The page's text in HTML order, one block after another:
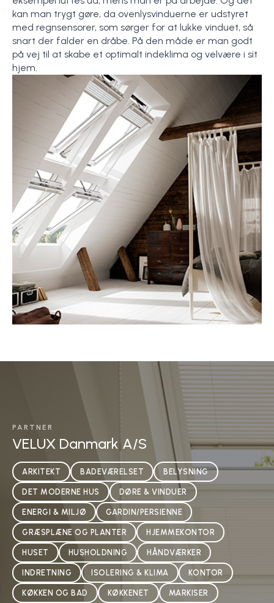
kan man trygt gøre, da ovenlysvinduerne er udstyret
med regnsensorer, som sørger for at lukke vinduet, så
snart der falder en dråbe. På den måde er man godt
på vej til at skabe et optimalt indeklima og velvære i sit
hjem.
PARTNER
VELUX Danmark A/S
ARKITEKT BADEVÆRELSET BELYSNING
DET MODERNE HUS DØRE & VINDUER
ENERGI & MILJØ GARDIN/PERSIENNE
GRÆSPLÆNE OG PLANTER HJEMMEKONTOR
HUSET HUSHOLDNING HÅNDVÆRKER
INDRETNING ISOLERING & KLIMA KONTOR
KØKKEN OG BAD KØKKENET MARKISER